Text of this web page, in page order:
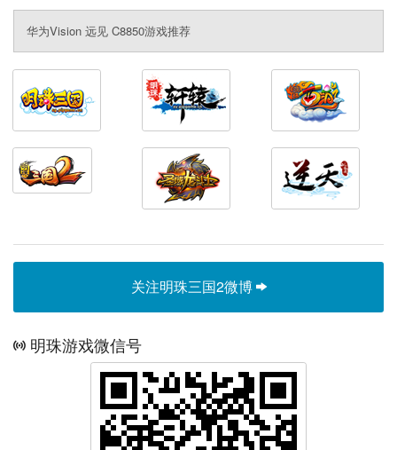
华为Vision 远见 C8850游戏推荐
关注明珠三国2微博
明珠游戏微信号